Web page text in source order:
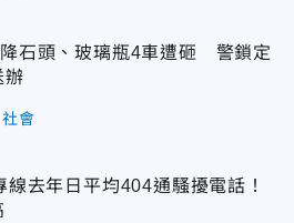
石頭、玻璃瓶4車遭砸 警鎖定
辦
社會
線去年日平均404通騷擾電話！